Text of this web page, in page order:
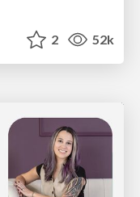
2 52k